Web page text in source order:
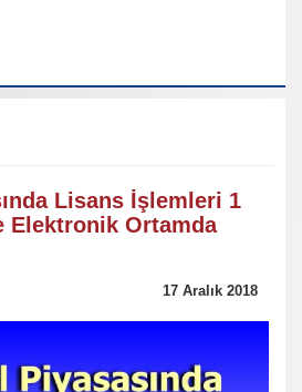
Lisans İşlemleri 1
Elektronik Ortamda
17 Aralık 2018